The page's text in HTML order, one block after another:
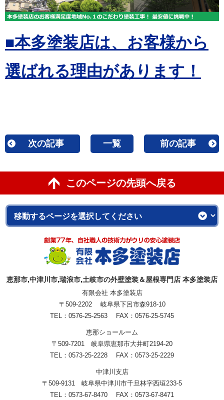
■本多塗装店は、お客様から
選ばれる理由があります！
次の記事 一覧 前の記事
このページの先頭へ戻る
恵那市,中津川市,瑞浪市,土岐市の外壁塗装＆屋根専門店 本多塗装店
有限会社 本多塗装店
〒509-2202 岐阜県下呂市森918-10
TEL：0576-25-2563 FAX：0576-25-5745
恵那ショールーム
〒509-7201 岐阜県恵那市大井町2194-20
TEL：0573-25-2228 FAX：0573-25-2229
中津川支店
〒509-9131 岐阜県中津川市千旦林字西垣233-5
TEL：0573-67-8470 FAX：0573-67-8471